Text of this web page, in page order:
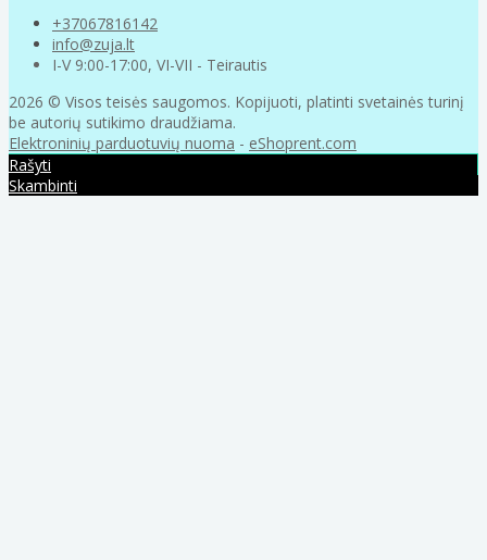
+37067816142
info@zuja.lt
I-V 9:00-17:00, VI-VII - Teirautis
2026 © Visos teisės saugomos. Kopijuoti, platinti svetainės turinį
be autorių sutikimo draudžiama.
Elektroninių parduotuvių nuoma - eShoprent.com
Rašyti
Skambinti